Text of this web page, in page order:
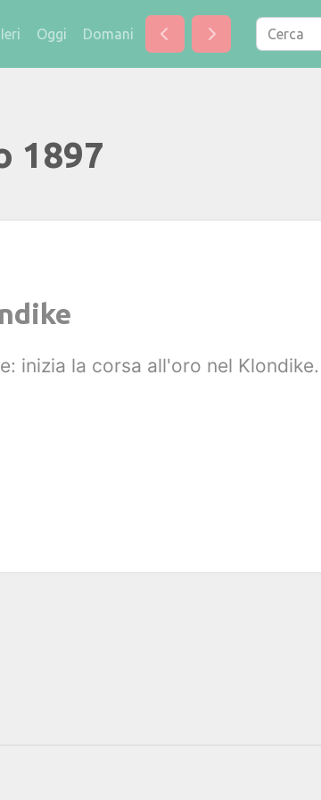
Ieri Oggi Domani
1897
inizia la corsa all'oro nel Klondike.